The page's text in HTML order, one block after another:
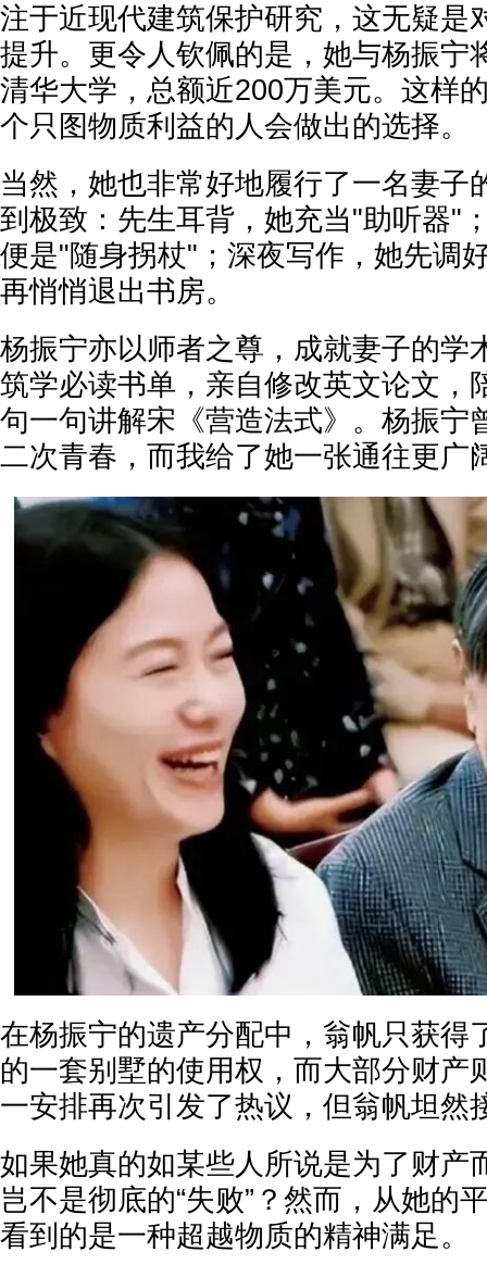
注于近现代建筑保护研究，这无疑是
提升。更令人钦佩的是，她与杨振宁
清华大学，总额近200万美元。这样
个只图物质利益的人会做出的选择。
当然，她也非常好地履行了一名妻子
到极致：先生耳背，她充当"助听器"
便是"随身拐杖"；深夜写作，她先调
再悄悄退出书房。
杨振宁亦以师者之尊，成就妻子的学
筑学必读书单，亲自修改英文论文，
句一句讲解宋《营造法式》。杨振宁
二次青春，而我给了她一张通往更广
在杨振宁的遗产分配中，翁帆只获得
的一套别墅的使用权，而大部分财产
一安排再次引发了热议，但翁帆坦然
如果她真的如某些人所说是为了财产
岂不是彻底的“失败”？然而，从她的
看到的是一种超越物质的精神满足。